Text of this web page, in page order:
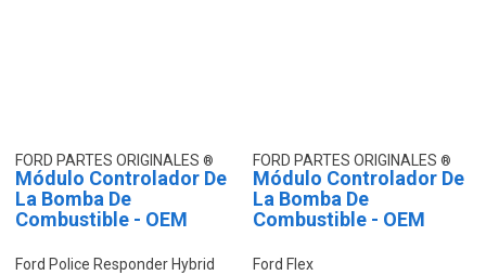
FORD PARTES ORIGINALES
Módulo Controlador De
La Bomba De
Combustible - OEM
Ford Police Responder Hybrid
FORD PARTES ORIGINALES
Módulo Controlador De
La Bomba De
Combustible - OEM
Ford Flex